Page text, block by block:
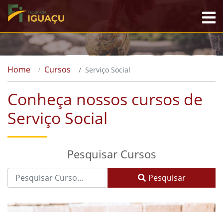
Home Cursos Serviço Social
Conheça nossos cursos de
Serviço Social
Pesquisar Cursos
Pesquisar